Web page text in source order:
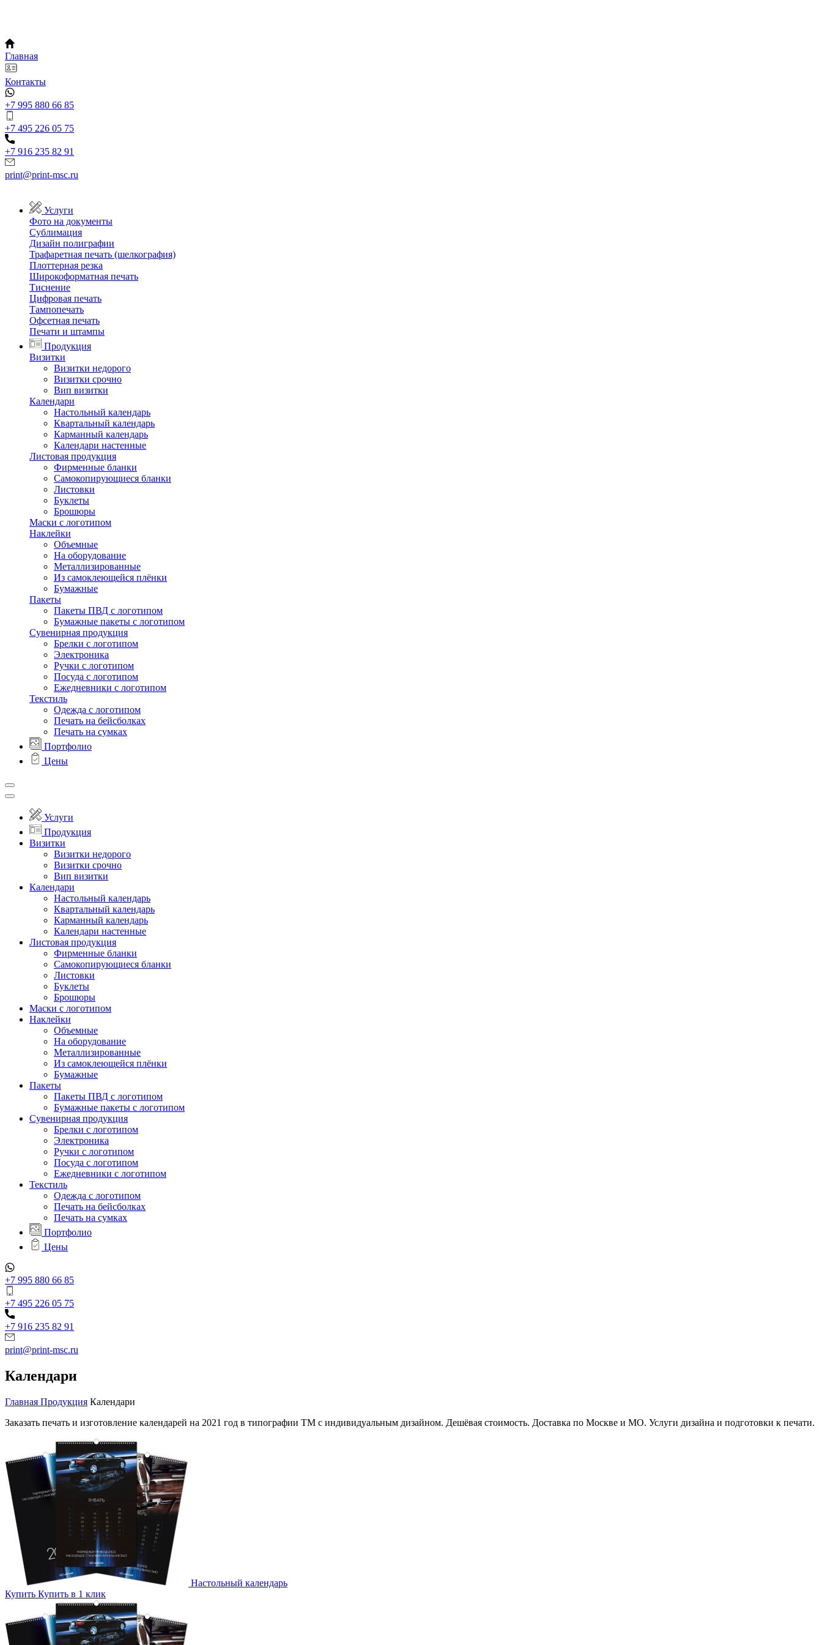
Главная
Контакты
+7 995 880 66 85
+7 495 226 05 75
+7 916 235 82 91
print@print-msc.ru
Услуги
Фото на документы
Сублимация
Дизайн полиграфии
Трафаретная печать (шелкография)
Плоттерная резка
Широкоформатная печать
Тиснение
Цифровая печать
Тампопечать
Офсетная печать
Печати и штампы
Продукция
Визитки
Визитки недорого
Визитки срочно
Вип визитки
Календари
Настольный календарь
Квартальный календарь
Карманный календарь
Календари настенные
Листовая продукция
Фирменные бланки
Самокопирующиеся бланки
Листовки
Буклеты
Брошюры
Маски с логотипом
Наклейки
Объемные
На оборудование
Металлизированные
Из самоклеющейся плёнки
Бумажные
Пакеты
Пакеты ПВД с логотипом
Бумажные пакеты с логотипом
Сувенирная продукция
Брелки с логотипом
Электроника
Ручки с логотипом
Посуда с логотипом
Ежедневники с логотипом
Текстиль
Одежда с логотипом
Печать на бейсболках
Печать на сумках
Портфолио
Цены
Услуги
Продукция
Визитки
Визитки недорого
Визитки срочно
Вип визитки
Календари
Настольный календарь
Квартальный календарь
Карманный календарь
Календари настенные
Листовая продукция
Фирменные бланки
Самокопирующиеся бланки
Листовки
Буклеты
Брошюры
Маски с логотипом
Наклейки
Объемные
На оборудование
Металлизированные
Из самоклеющейся плёнки
Бумажные
Пакеты
Пакеты ПВД с логотипом
Бумажные пакеты с логотипом
Сувенирная продукция
Брелки с логотипом
Электроника
Ручки с логотипом
Посуда с логотипом
Ежедневники с логотипом
Текстиль
Одежда с логотипом
Печать на бейсболках
Печать на сумках
Портфолио
Цены
+7 995 880 66 85
+7 495 226 05 75
+7 916 235 82 91
print@print-msc.ru
Календари
Главная Продукция Календари
Заказать печать и изготовление календарей на 2021 год в типографии ТМ с индивидуальным дизайном. Дешёвая стоимость. Доставка по Москве и МО. Услуги дизайна и подготовки к печати.
Настольный календарь
Купить Купить в 1 клик